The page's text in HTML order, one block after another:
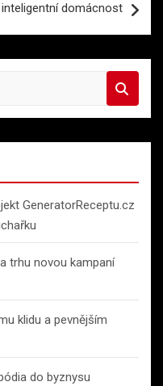
domácnost
GeneratorReceptu.cz
trhu novou kampaní
klidu a pevnějším
do byznysu